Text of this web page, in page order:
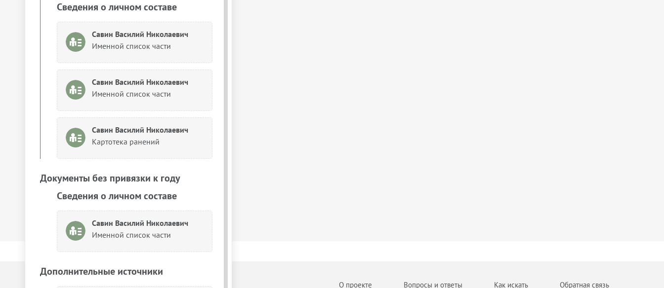
Сведения о личном составе
Савин Василий Николаевич
Именной список части
Савин Василий Николаевич
Именной список части
Савин Василий Николаевич
Картотека ранений
Документы без привязки к году
Сведения о личном составе
Савин Василий Николаевич
Именной список части
Дополнительные источники
О проекте Вопросы и ответы Как искать Обратная связь